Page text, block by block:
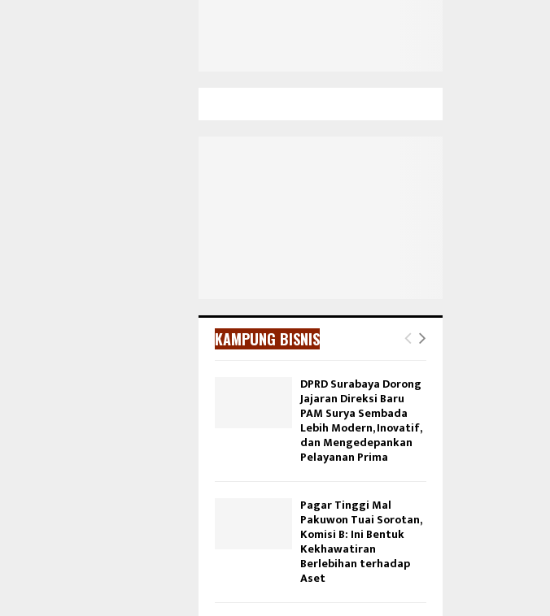
KAMPUNG BISNIS
DPRD Surabaya Dorong
Jajaran Direksi Baru
PAM Surya Sembada
Lebih Modern, Inovatif,
dan Mengedepankan
Pelayanan Prima
Pagar Tinggi Mal
Pakuwon Tuai Sorotan,
Komisi B: Ini Bentuk
Kekhawatiran
Berlebihan terhadap
Aset